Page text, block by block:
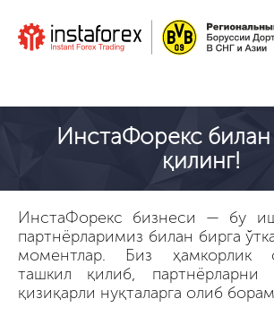
ИнстаФорекс билан
қилинг!
ИнстаФорекс бизнеси — бу
партнёрларимиз билан бирга
моментлар. Биз ҳамкорлик
ташкил қилиб, партнёрларни
қизиқарли нуқталарга олиб